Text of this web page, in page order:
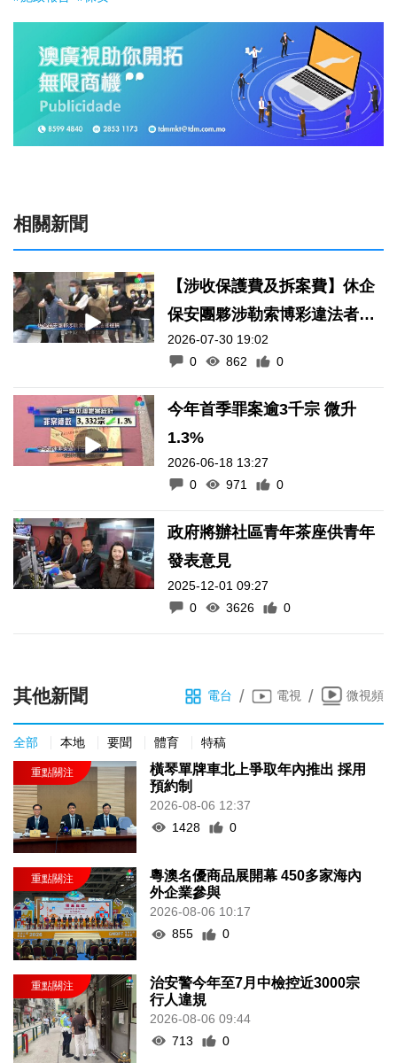
相關新聞
【涉收保護費及拆案費】休企
保安團夥涉勒索博彩違法者被
捕
2026-07-30 19:02
0
862 0
今年首季罪案逾3千宗 微升
1.3%
2026-06-18 13:27
0
971 0
政府將辦社區青年茶座供青年
發表意見
2025-12-01 09:27
0
3626 0
其他新聞 電台 / 電視 / 微視頻
全部 本地 要聞 體育 特稿
橫琴單牌車北上爭取年內推出 採用
預約制
2026-08-06 12:37
1428
0
粵澳名優商品展開幕 450多家海內
外企業參與
2026-08-06 10:17
855
0
治安警今年至7月中檢控近3000宗
行人違規
2026-08-06 09:44
713
0